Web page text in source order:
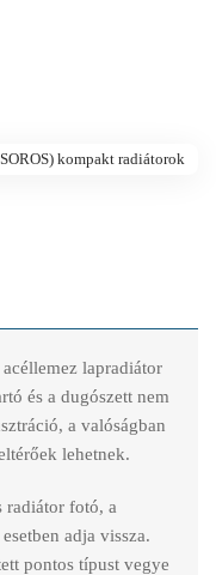
kompakt radiátorok
lapradiátor
és a dugószett nem
a valóságban
lehetnek.
radiátor fotó, a
adja vissza.
pontos típust vegye